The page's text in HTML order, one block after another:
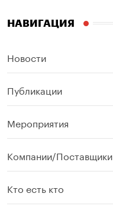
НАВИГАЦИЯ
Новости
Публикации
Мероприятия
Компании/Поставщики
Кто есть кто